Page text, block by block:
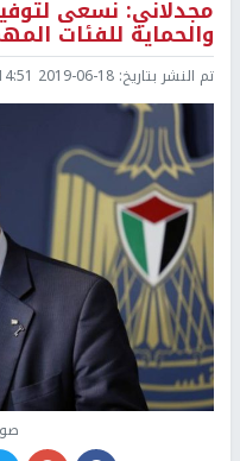
مجدلاني: نسعى
والحماية للفئات
تم النشر بتاريخ: 2019-06-18 14:51